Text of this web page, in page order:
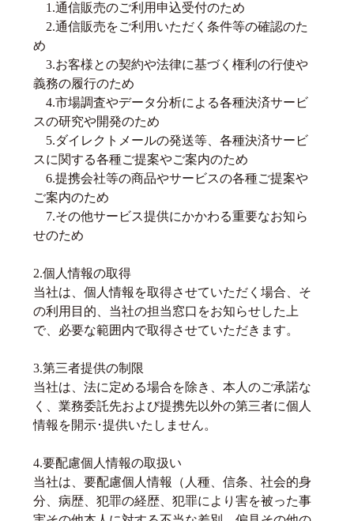
1.通信販売のご利用申込受付のため
2.通信販売をご利用いただく条件等の確認のた
め
3.お客様との契約や法律に基づく権利の行使や
義務の履行のため
4.市場調査やデータ分析による各種決済サービ
スの研究や開発のため
5.ダイレクトメールの発送等、各種決済サービ
スに関する各種ご提案やご案内のため
6.提携会社等の商品やサービスの各種ご提案や
ご案内のため
7.その他サービス提供にかかわる重要なお知ら
せのため
2.個人情報の取得
当社は、個人情報を取得させていただく場合、そ
の利用目的、当社の担当窓口をお知らせした上
で、必要な範囲内で取得させていただきます。
3.第三者提供の制限
当社は、法に定める場合を除き、本人のご承諾な
く、業務委託先および提携先以外の第三者に個人
情報を開示･提供いたしません。
4.要配慮個人情報の取扱い
当社は、要配慮個人情報（人種、信条、社会的身
分、病歴、犯罪の経歴、犯罪により害を被った事